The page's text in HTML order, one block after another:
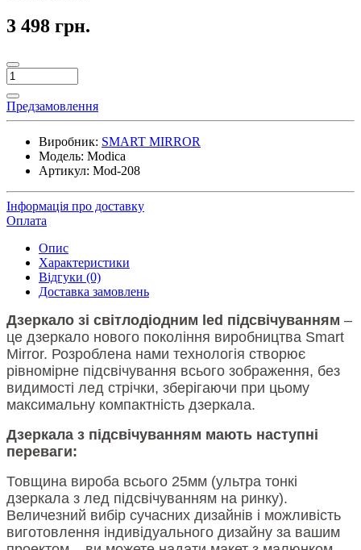
3 498 грн.
Предзамовлення
Виробник: SMART MIRROR
Модель: Modica
Артикул: Mod-208
Інформація про доставку
Оплата
Опис
Характеристики
Відгуки (0)
Доставка замовлень
Дзеркало зі світлодіодним led підсвічуванням –
це дзеркало нового покоління виробництва Smart
Mirror. Розроблена нами технологія створює
рівномірне підсвічування всього зображення, без
видимості лед стрічки, зберігаючи при цьому
максимальну компактність дзеркала.
Дзеркала з підсвічуванням мають наступні
переваги:
Товщина вироба всього 25мм (ультра тонкі
дзеркала з лед підсвічуванням на ринку).
Величезний вибір сучасних дизайнів і можливість
виготовлення індивідуального дизайну за вашим